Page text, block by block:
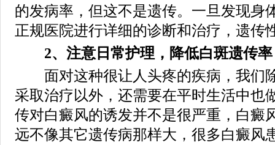
的发病率，但这不是遗传。一旦发现身
正规医院进行详细的诊断和治疗，遗传
2、注意日常护理，降低白斑遗传率
面对这种很让人头疼的疾病，我们
采取治疗以外，还需要在平时生活中也
传对白癜风的诱发并不是很严重，白癜
远不像其它遗传病那样大，很多白癜风